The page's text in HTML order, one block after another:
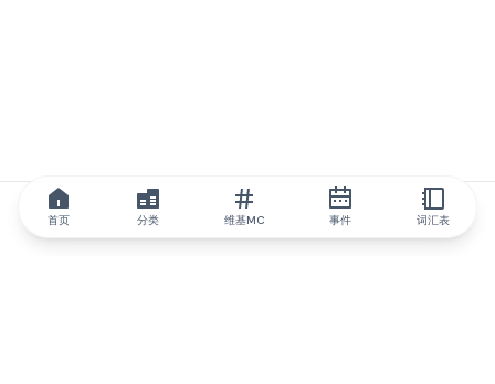
首页 分类 维基MC 事件 词汇表